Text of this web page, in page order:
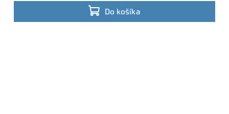
Do košíka
jednoduchšia montáž a menej kabeláže.